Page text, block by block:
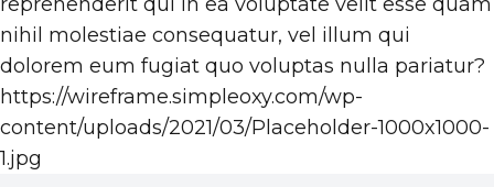
nihil molestiae consequatur, vel illum qui
dolorem eum fugiat quo voluptas nulla pariatur?
https://wireframe.simpleoxy.com/wp-
content/uploads/2021/03/Placeholder-1000x1000-
1.jpg